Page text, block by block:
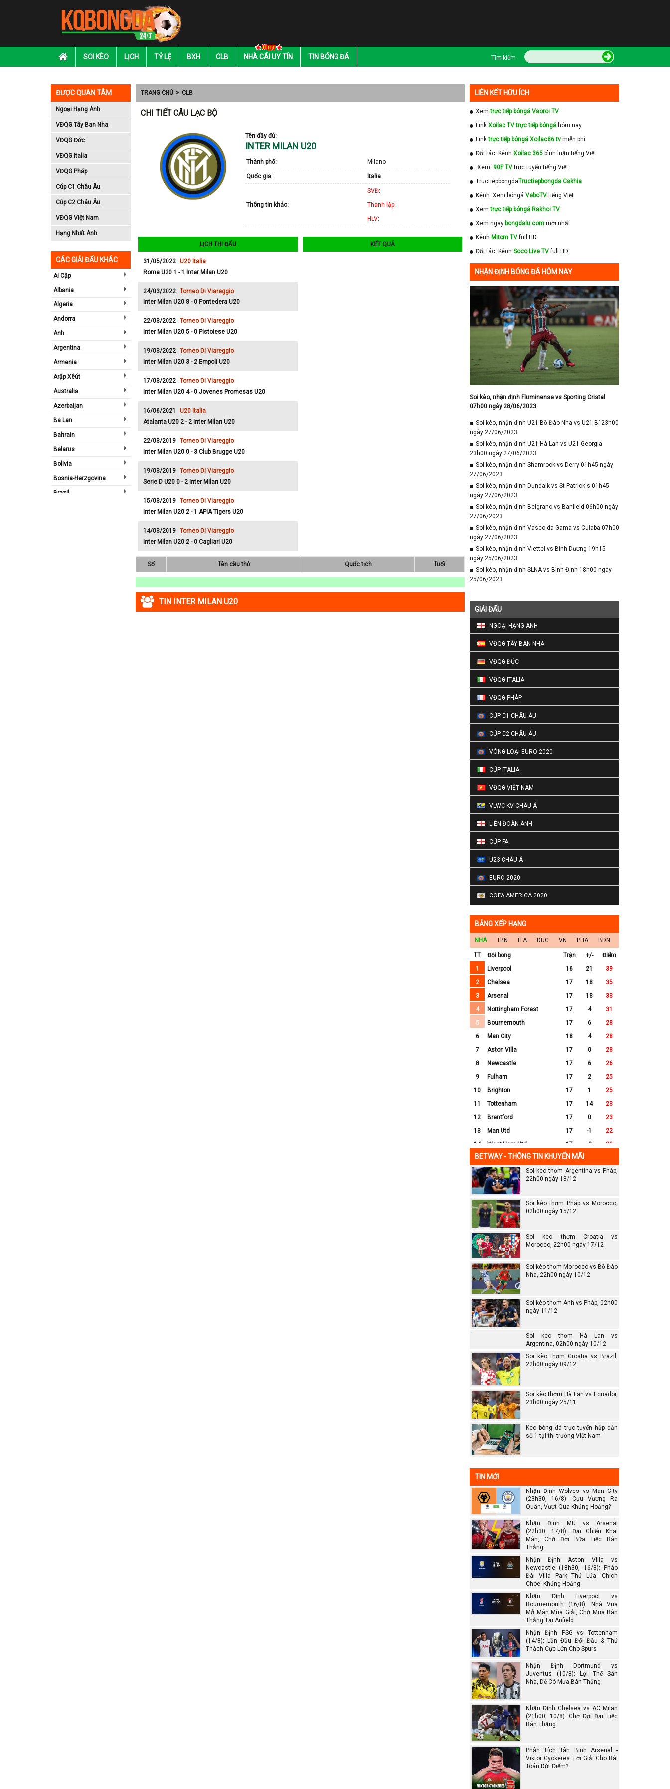
SOI KÈO LỊCH TỶ LỆ BXH CLB NHÀ CÁI UY TÍN TIN BÓNG ĐÁ Tìm kiếm
ĐƯỢC QUAN TÂM
Ngoại Hạng Anh
VĐQG Tây Ban Nha
VĐQG Đức
VĐQG Italia
VĐQG Pháp
Cúp C1 Châu Âu
Cúp C2 Châu Âu
VĐQG Việt Nam
Hạng Nhất Anh
CÁC GIẢI ĐẤU KHÁC
Ai Cập
Albania
Algeria
Andorra
Anh
Argentina
Armenia
Arập Xêút
Australia
Azerbaijan
Ba Lan
Bahrain
Belarus
Bolivia
Bosnia-Herzgovina
Brazil
TRANG CHỦ CLB
CHI TIẾT CÂU LẠC BỘ
Tên đầy đủ:
INTER MILAN U20
Thành phố: Milano
Quốc gia: Italia
Thông tin khác:
SVĐ:
Thành lập:
HLV:
LỊCH THI ĐẤU KẾT QUẢ
31/05/2022 U20 Italia
Roma U20 1 - 1 Inter Milan U20
24/03/2022 Torneo Di Viareggio
Inter Milan U20 8 - 0 Pontedera U20
22/03/2022 Torneo Di Viareggio
Inter Milan U20 5 - 0 Pistoiese U20
19/03/2022 Torneo Di Viareggio
Inter Milan U20 3 - 2 Empoli U20
17/03/2022 Torneo Di Viareggio
Inter Milan U20 4 - 0 Jovenes Promesas U20
16/06/2021
U20 Italia
Atalanta U20 2 - 2 Inter Milan U20
22/03/2019 Torneo Di Viareggio
Inter Milan U20 0 - 3 Club Brugge U20
19/03/2019 Torneo Di Viareggio
Serie D U20 0 - 2 Inter Milan U20
15/03/2019 Torneo Di Viareggio
Inter Milan U20 2 - 1 APIA Tigers U20
14/03/2019 Torneo Di Viareggio
Inter Milan U20 2 - 0 Cagliari U20
Số Tên cầu thủ Quốc tịch Tuổi
TIN INTER MILAN U20
LIÊN KẾT HỮU ÍCH
Xemtrực tiếp bóngá Vaoroi TV
Link Xoilac TV trực tiếp bóngá hôm nay
Linktrực tiếp bóngá Xoilac86.tv miễn phí
Đối tác: Kênh Xoilac 365 bình luận tiếng Việt.
Xem: 90P TVtrực tuyến tiếng Việt
TructiepbongdaTructiepbongda Cakhia
Kênh: Xem bóngá VeboTVtiếng Việt
Xemtrực tiếp bóngá Rakhoi TV
Xem ngay bongdalu com mới nhất
Kênh Mitom TVfull HD
Đối tác: Kênh Soco Live TVfull HD
NHẬN ĐỊNH BÓNG ĐÁ HÔM NAY
Soi kèo, nhận định Fluminense vs Sporting Cristal
07h00 ngày 28/06/2023
Soi kèo, nhận định U21 Bồ Đào Nha vs U21 Bỉ 23h00
ngày 27/06/2023
Soi kèo, nhận định U21 Hà Lan vs U21 Georgia
23h00 ngày 27/06/2023
Soi kèo, nhận định Shamrock vs Derry 01h45 ngày
27/06/2023
Soi kèo, nhận định Dundalk vs St Patrick's 01h45
ngày 27/06/2023
Soi kèo, nhận định Belgrano vs Banfield 06h00 ngày
27/06/2023
Soi kèo, nhận định Vasco da Gama vs Cuiaba 07h00
ngày 27/06/2023
Soi kèo, nhận định Viettel vs Bình Dương 19h15
ngày 25/06/2023
Soi kèo, nhận định SLNA vs Bình Định 18h00 ngày
25/06/2023
GIẢI ĐẤU
NGOẠI HẠNG ANH
VĐQG TÂY BAN NHA
VĐQG ĐỨC
VĐQG ITALIA
VĐQG PHÁP
CÚP C1 CHÂU ÂU
CÚP C2 CHÂU ÂU
VÒNG LOẠI EURO 2020
CÚP ITALIA
VĐQG VIỆT NAM
VLWC KV CHÂU Á
LIÊN ĐOÀN ANH
CÚP FA
U23 CHÂU Á
EURO 2020
COPA AMERICA 2020
BẢNG XẾP HẠNG
NHA TBN ITA DUC VN PHA BDN
TT Đội bóng Trận +/-
Điểm
1
Liverpool 16 21
39
2
Chelsea 17 18
35
3
Arsenal 17 18
33
4
Nottingham Forest 17 4
31
5
Bournemouth 17 6
28
6
Man City 18 4
28
7
Aston Villa 17 0
28
8
Newcastle 17 6
26
9
Fulham 17 2
25
10
Brighton 17 1
25
11
Tottenham 17 14
23
12
Brentford 17 0
23
13
Man Utd 17 -1
22
14
West Ham Utd 17 -8
20
15
Everton 17
16
Crystal Palace 17 -8
16
17
Leicester City
18
Ipswich
19
Wolves 17
20
Southampton
BETWAY - THÔNG TIN KHUYẾN MÃI
Soi kèo thơm Argentina vs Pháp,
22h00 ngày 18/12
Soi kèo thơm Pháp vs Morocco,
02h00 ngày 15/12
Soi kèo thơm Croatia vs
Morocco, 22h00 ngày 17/12
Soi kèo thơm Morocco vs Bồ Đào
Nha, 22h00 ngày 10/12
Soi kèo thơm Anh vs Pháp, 02h00
ngày 11/12
Soi kèo thơm Hà Lan vs
Argentina, 02h00 ngày 10/12
Soi kèo thơm Croatia vs Brazil,
22h00 ngày 09/12
Soi kèo thơm Hà Lan vs Ecuador,
23h00 ngày 25/11
Kèo bóng đá trực tuyến hấp dẫn
số 1 tại thị trường Việt Nam
TIN MỚI
Nhận Định Wolves vs Man City
(23h30, 16/8): Cựu Vương Ra
Quân, Vượt Qua Khủng Hoảng?
Nhận Định MU vs Arsenal
(22h30, 17/8): Đại Chiến Khai
Màn, Chờ Đợi Bữa Tiệc Bàn
Thắng
Nhận Định Aston Villa vs
Newcastle (18h30, 16/8): Pháo
Đài Villa Park Thử Lửa 'Chích
Chòe' Khủng Hoảng
Nhận Định Liverpool vs
Bournemouth (16/8): Nhà Vua
Mở Màn Mùa Giải, Chờ Mưa Bàn
Thắng Tại Anfield
Nhận Định PSG vs Tottenham
(14/8): Lần Đầu Đối Đầu & Thử
Thách Cực Lớn Cho Spurs
Nhận Định Dortmund vs
Juventus (10/8): Lợi Thế Sân
Nhà, Dễ Có Mưa Bàn Thắng
Nhận Định Chelsea vs AC Milan
(21h00, 10/8): Chờ Đợi Đại Tiệc
Bàn Thắng
Phân Tích Tân Binh Arsenal -
Viktor Gyökeres: Lời Giải Cho Bài
Toán Dứt Điểm?